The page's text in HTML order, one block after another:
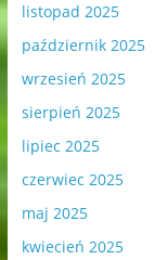
listopad 2025
październik 2025
wrzesień 2025
sierpień 2025
lipiec 2025
czerwiec 2025
maj 2025
kwiecień 2025